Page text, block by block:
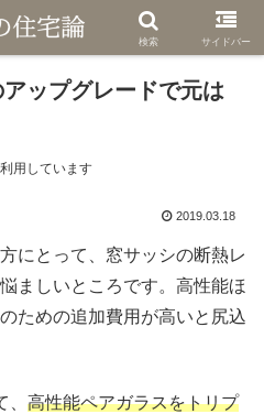
アップグレードで元は
用しています
2019.03.18
にとって、窓サッシの断熱レ
ましいところです。高性能ほ
ための追加費用が高いと尻込
高性能ペアガラスをトリプ
検索 サイドバー